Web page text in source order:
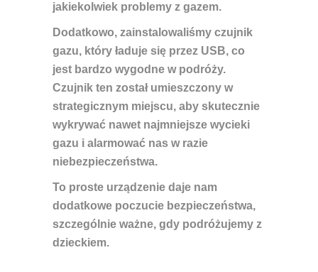
jakiekolwiek problemy z gazem.
Dodatkowo, zainstalowaliśmy czujnik
gazu, który ładuje się przez USB, co
jest bardzo wygodne w podróży.
Czujnik ten został umieszczony w
strategicznym miejscu, aby skutecznie
wykrywać nawet najmniejsze wycieki
gazu i alarmować nas w razie
niebezpieczeństwa.
To proste urządzenie daje nam
dodatkowe poczucie bezpieczeństwa,
szczególnie ważne, gdy podróżujemy z
dzieckiem.